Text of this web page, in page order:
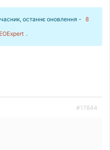
останнє оновлення -
8
.
#17844